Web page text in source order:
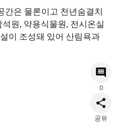
간은 물론이고 천년숨결치
원, 약용식물원, 전시온실
이 조성돼 있어 산림욕과
0
공유